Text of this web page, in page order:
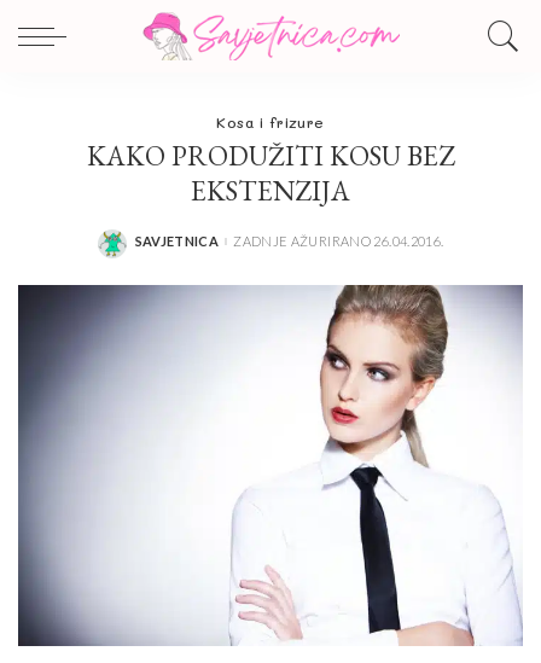
Kosa i frizure
KAKO PRODUŽITI KOSU BEZ
EKSTENZIJA
POSTED
SAVJETNICA ZADNJE AŽURIRANO 26.04.2016.